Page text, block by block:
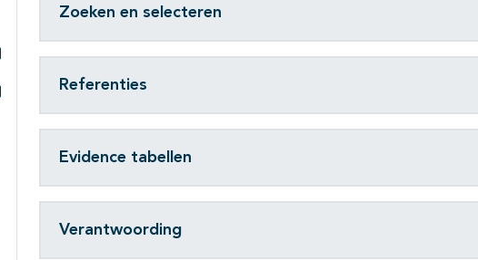
Subpagina's open- en dichtklappen
Subpagina's open- en dichtklappen
Zoeken en selecteren
Referenties
Evidence tabellen
Verantwoording